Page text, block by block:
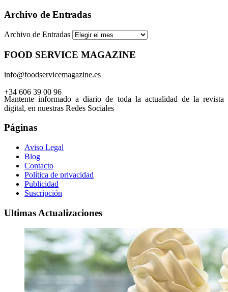
Archivo de Entradas
Archivo de Entradas
FOOD SERVICE MAGAZINE
info@foodservicemagazine.es
+34 606 39 00 96
Mantente informado a diario de toda la actualidad de la revista
digital, en nuestras Redes Sociales
Páginas
Aviso Legal
Blog
Contacto
Política de privacidad
Publicidad
Suscripción
Ultimas Actualizaciones